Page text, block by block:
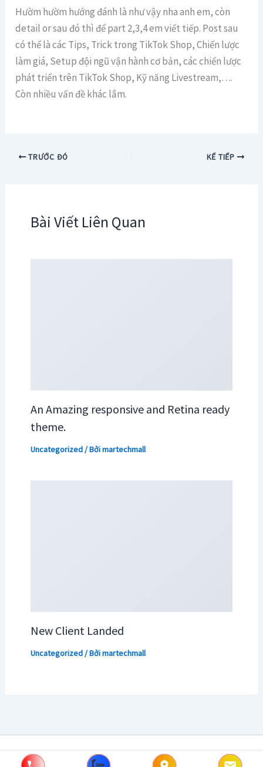
Hườm hườm hướng đánh là như vậy nha anh em, còn
detail or sau đó thì để part 2,3,4 em viết tiếp. Post sau
có thể là các Tips, Trick trong TikTok Shop, Chiến lược
làm giá, Setup đội ngũ vận hành cơ bản, các chiến lược
phát triển trên TikTok Shop, Kỹ năng Livestream,….
Còn nhiều vấn đề khác lắm.
TRƯỚC ĐÓ KẾ TIẾP
Bài Viết Liên Quan
An Amazing responsive and Retina ready
theme.
Uncategorized/ Bởimartechmall
New Client Landed
Uncategorized/ Bởimartechmall
Copyright © 2026 | Powered by [MarTechMall]